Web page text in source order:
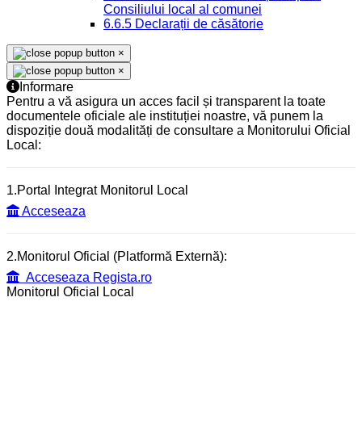
Consiliului local al comunei
6.6.5 Declarații de căsătorie
×
×
Informare
Pentru a vă asigura un acces facil și transparent la toate
documentele oficiale ale instituției noastre, vă punem la
dispoziție două modalități de consultare a Monitorului Oficial
Local:
1.Portal Integrat Monitorul Local
Acceseaza
2.Monitorul Oficial (Platformă Externă):
Acceseaza Regista.ro
Monitorul Oficial Local